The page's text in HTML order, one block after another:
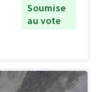
Soumise
au vote